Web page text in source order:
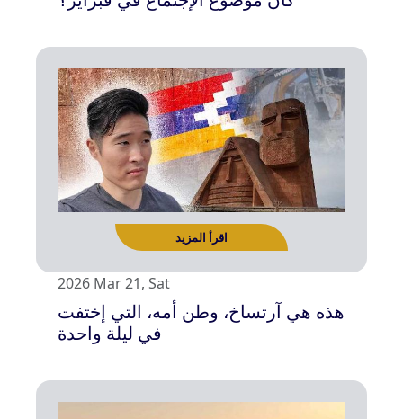
اقرأ المزيد
2026 Mar 21, Sat
هذه هي آرتساخ، وطن أمه، التي إختفت
في ليلة واحدة